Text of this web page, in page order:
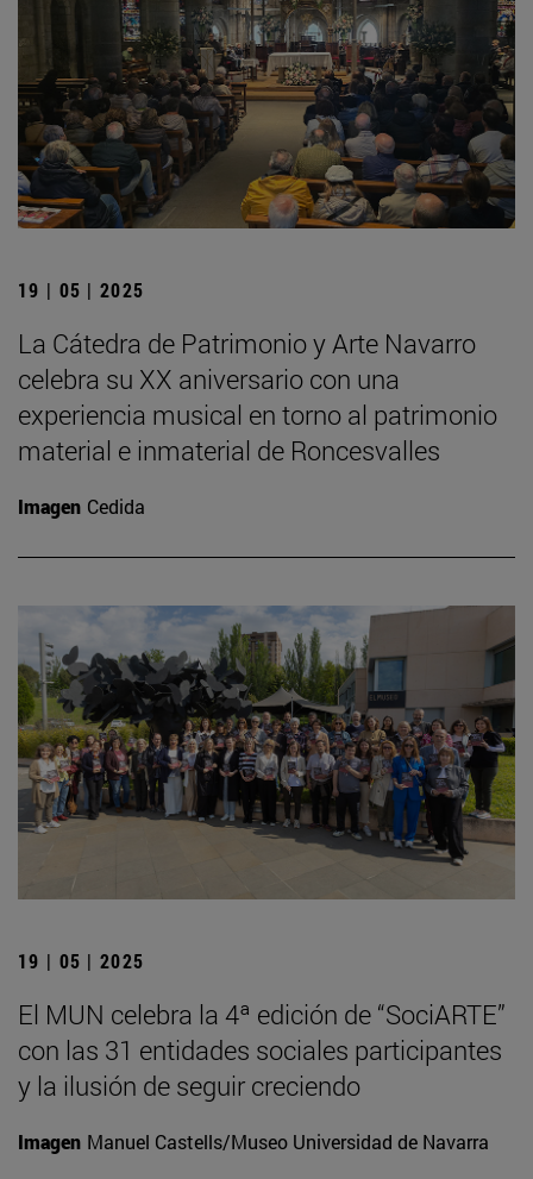
19 | 05 | 2025
La Cátedra de Patrimonio y Arte Navarro
celebra su XX aniversario con una
experiencia musical en torno al patrimonio
material e inmaterial de Roncesvalles
Imagen Cedida
19 | 05 | 2025
El MUN celebra la 4ª edición de “SociARTE”
con las 31 entidades sociales participantes
y la ilusión de seguir creciendo
Imagen Manuel Castells/Museo Universidad de Navarra